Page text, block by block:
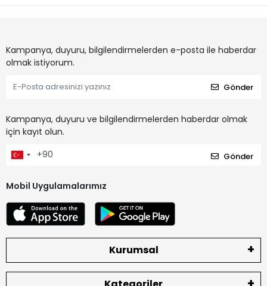
Kampanya, duyuru, bilgilendirmelerden e-posta ile haberdar
olmak istiyorum.
Gönder
Kampanya, duyuru ve bilgilendirmelerden haberdar olmak
için kayıt olun.
Gönder
Mobil Uygulamalarımız
Kurumsal